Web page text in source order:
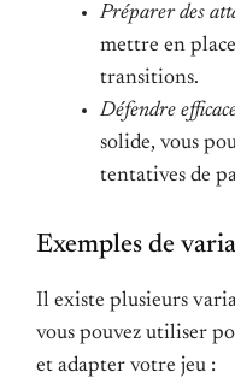
Préparer des
mettre en
transitions.
Défendre
solide, vous
tentatives de
Exemples de
Il existe plusieurs
vous pouvez utiliser
et adapter votre jeu :